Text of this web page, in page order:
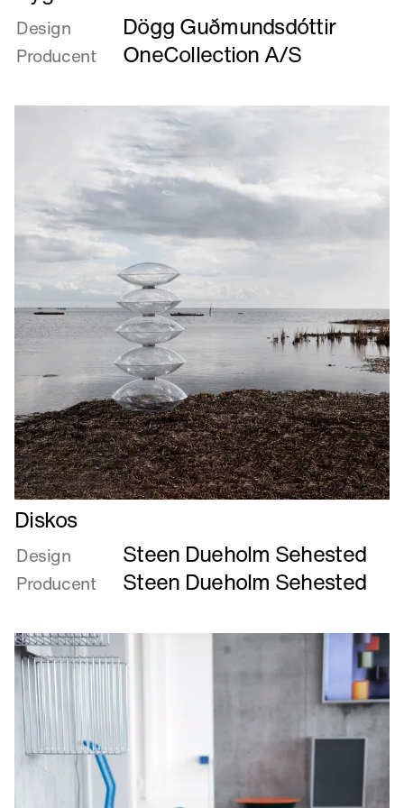
om
Cygnet
Design Dögg Guðmundsdóttir
Producent OneCollection A/S
Læs
mere
om
Diskos
Diskos
Design Steen Dueholm Sehested
Producent Steen Dueholm Sehested